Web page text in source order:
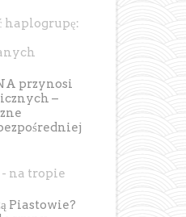
haplogrupę:
przynosi
–
na tropie
Piastowie?